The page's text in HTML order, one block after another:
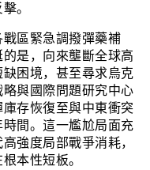
。
區緊急調撥彈藥補
是，向來壟斷全球高
困境，甚至尋求烏克
與國際問題研究中心
存恢復至與中東衝突
間。這一尷尬局面充
強度局部戰爭消耗，
本性短板。